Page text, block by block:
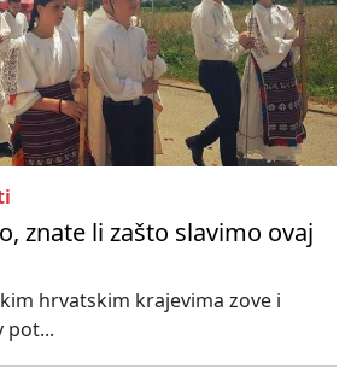
znate li zašto slavimo ovaj
hrvatskim krajevima zove i
pot...